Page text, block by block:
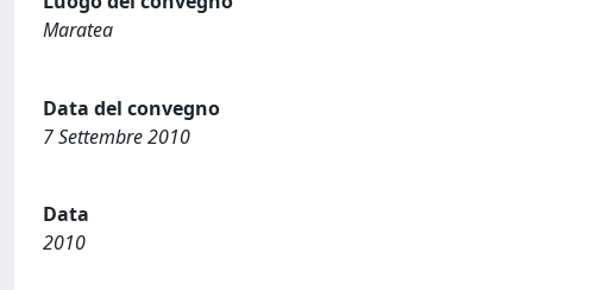
Maratea
Data del convegno
7 Settembre 2010
Data
2010